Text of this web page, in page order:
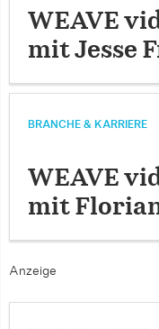
WEAVE
mit Jesse
BRANCHE & KARRIERE
WEAVE
mit
Anzeige